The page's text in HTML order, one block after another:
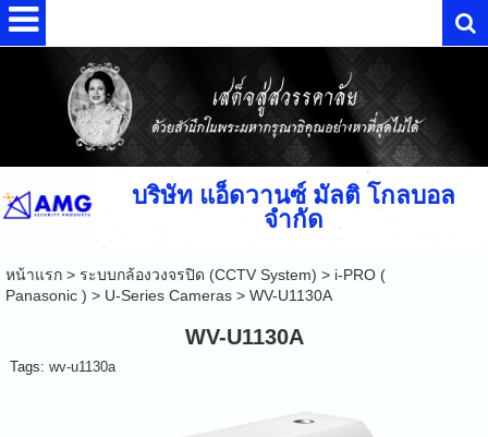
บริษัท แอ็ดวานซ์ มัลติ โกลบอล
จำกัด
หน้าแรก> ระบบกล้องวงจรปิด (CCTV System) > i-PRO (
Panasonic ) > U-Series Cameras> WV-U1130A
WV-U1130A
Tags: wv-u1130a